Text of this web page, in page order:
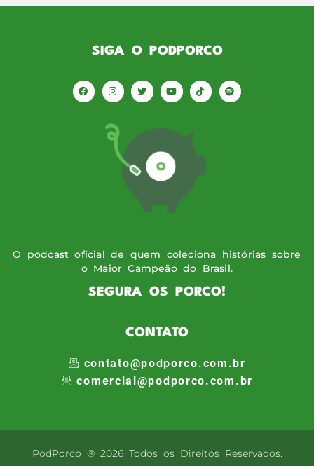
SIGA O PODPORCO
O podcast oficial de quem coleciona histórias sobre
o Maior Campeão do Brasil.
SEGURA OS PORCO!
CONTATO
contato@podporco.com.br
comercial@podporco.com.br
PodPorco ® 2026 Todos os Direitos Reservados.